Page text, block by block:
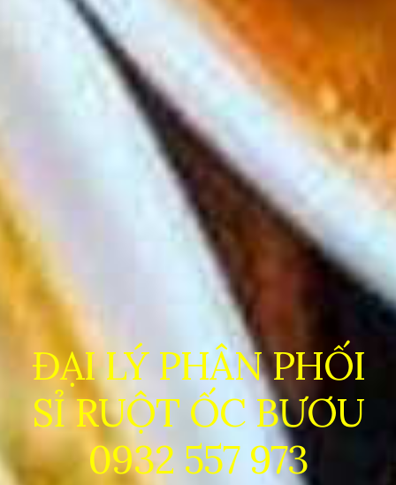
ĐẠI LÝ PHÂN PHỐI
SỈ RUỘT ỐC BƯƠU
0932 557 973